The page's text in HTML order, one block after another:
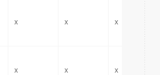
x x x
x x x